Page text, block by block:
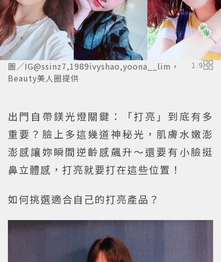
圖／IG@ssinz7,1989ivyshao,yoona__lim，
Beauty美人圈提供
1 /9
出門自帶鎂光燈關鍵：「打亮」到底有多
重要？臉上多這幾道神秘光，肌膚水嫩澎
澎感讓妳瞬間逆齡感飆升～還要有小臉挺
鼻立體感，打亮就要打在這些位置！
如何挑選適合自己的打亮產品？